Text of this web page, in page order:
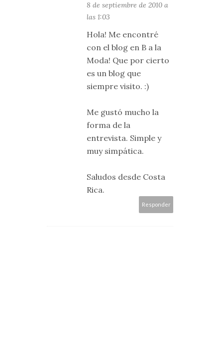
8 de septiembre de 2010 a
las 1:03
Hola! Me encontré
con el blog en B a la
Moda! Que por cierto
es un blog que
siempre visito. :)
Me gustó mucho la
forma de la
entrevista. Simple y
muy simpática.
Saludos desde Costa
Rica.
Responder